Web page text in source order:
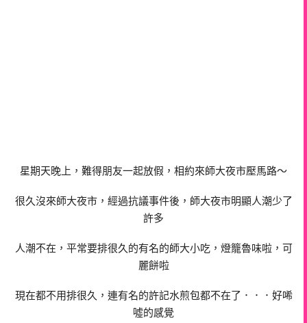
星期天晚上，難得朋友一起放假，相約來師大夜市壓馬路～
很久沒來師大夜市，經過抗議事件後，師大夜市明顯人潮少了
許多
人潮不在，平常要排很久的有名的師大小吃，燈籠魯味啦，可
麗餅啦
現在都不用排很久，連有名的許記水煎包都不在了．．．好唏
噓的感覺